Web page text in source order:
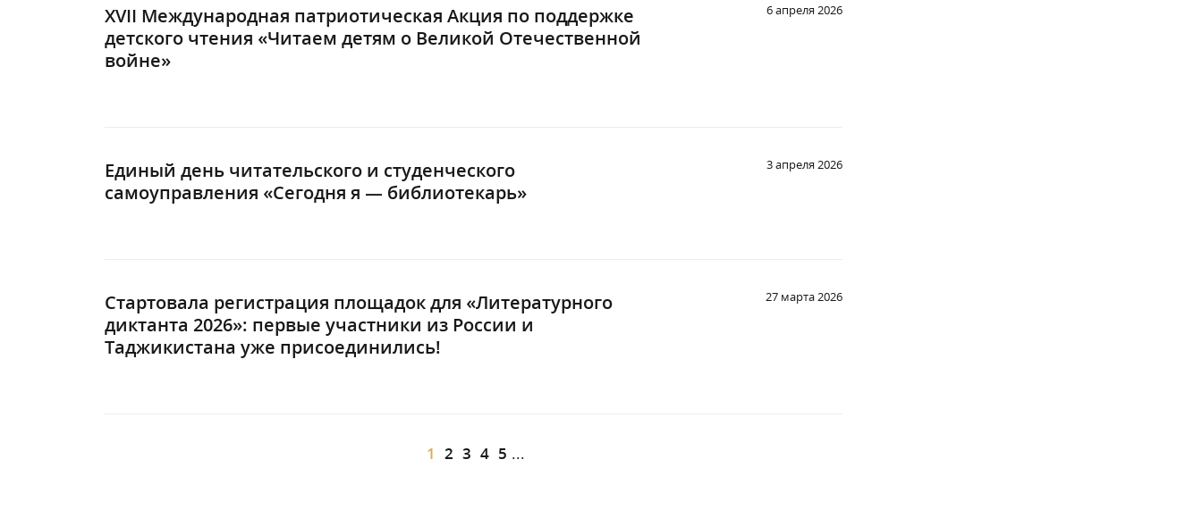
XVII Международная патриотическая Акция по поддержке
детского чтения «Читаем детям о Великой Отечественной
войне»
6 апреля 2026
Единый день читательского и студенческого
самоуправления «Сегодня я — библиотекарь»
3 апреля 2026
Стартовала регистрация площадок для «Литературного
диктанта 2026»: первые участники из России и
Таджикистана уже присоединились!
27 марта 2026
1 2 3 4 5 ...